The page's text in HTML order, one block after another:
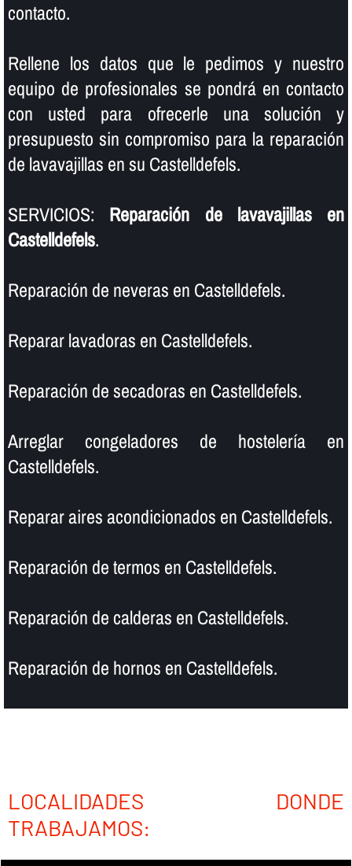
contacto.
Rellene los datos que le pedimos y nuestro
equipo de profesionales se pondrá en contacto
con usted para ofrecerle una solución y
presupuesto sin compromiso para la reparación
de lavavajillas en su Castelldefels.
SERVICIOS: Reparación de lavavajillas en
Castelldefels.
Reparación de neveras en Castelldefels.
Reparar lavadoras en Castelldefels.
Reparación de secadoras en Castelldefels.
Arreglar congeladores de hostelerí­a en
Castelldefels.
Reparar aires acondicionados en Castelldefels.
Reparación de termos en Castelldefels.
Reparación de calderas en Castelldefels.
Reparación de hornos en Castelldefels.
LOCALIDADES DONDE
TRABAJAMOS: